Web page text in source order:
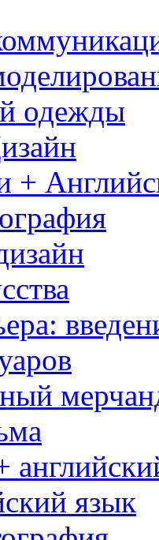
одежды
+
язык